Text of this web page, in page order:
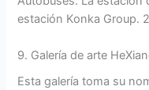
estación Konka Group.
9. Galería de arte
Esta galería toma su